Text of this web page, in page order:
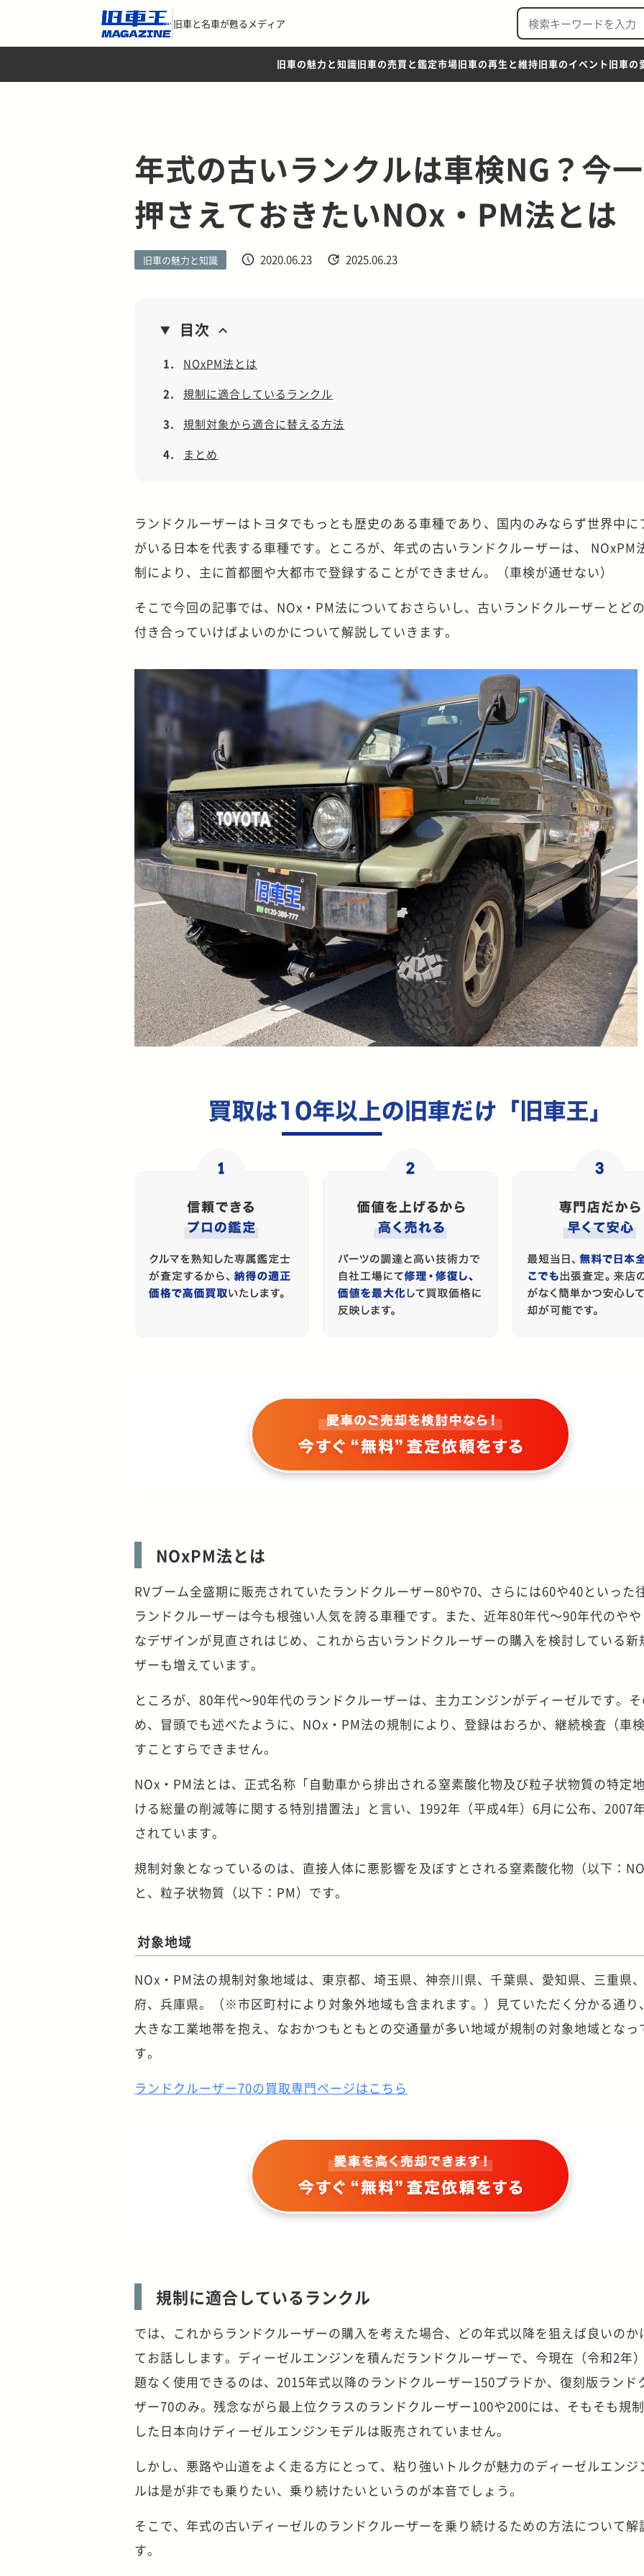
旧車と名車が甦るメディア
旧車の魅力と知識旧車の売買と鑑定市場旧車の再生と維持旧車のイベント 旧車の
年式の古いランクルは車検NG？今
押さえておきたいNOx・PM法とは
旧車の魅力と知識 2020.06.23 2025.06.23
目次
1.
NOxPM法とは
2.
規制に適合しているランクル
3.
規制対象から適合に替える方法
4.
まとめ
ランドクルーザーはトヨタでもっとも歴史のある車種であり、国内のみならず世界中に
がいる日本を代表する車種です。ところが、年式の古いランドクルーザーは、 NOxPM
制により、主に首都圏や大都市で登録することができません。（車検が通せない）
そこで今回の記事では、NOx・PM法についておさらいし、古いランドクルーザーとど
付き合っていけばよいのかについて解説していきます。
NOxPM法とは
RVブーム全盛期に販売されていたランドクルーザー80や70、さらには60や40といった
ランドクルーザーは今も根強い人気を誇る車種です。また、近年80年代～90年代のや
なデザインが見直されはじめ、これから古いランドクルーザーの購入を検討している新
ザーも増えています。
ところが、80年代～90年代のランドクルーザーは、主力エンジンがディーゼルです。
め、冒頭でも述べたように、NOx・PM法の規制により、登録はおろか、継続検査（車
すことすらできません。
NOx・PM法とは、正式名称「自動車から排出される窒素酸化物及び粒子状物質の特定
ける総量の削減等に関する特別措置法」と言い、1992年（平成4年）6月に公布、2007
されています。
規制対象となっているのは、直接人体に悪影響を及ぼすとされる窒素酸化物（以下：
と、粒子状物質（以下：PM）です。
対象地域
NOx・PM法の規制対象地域は、東京都、埼玉県、神奈川県、千葉県、愛知県、三重県
府、兵庫県。（※市区町村により対象外地域も含まれます。）見ていただく分かる通り
大きな工業地帯を抱え、なおかつもともとの交通量が多い地域が規制の対象地域となっ
す。
ランドクルーザー70の買取専門ページはこちら
規制に適合しているランクル
では、これからランドクルーザーの購入を考えた場合、どの年式以降を狙えば良いのか
てお話しします。ディーゼルエンジンを積んだランドクルーザーで、今現在（令和2年
題なく使用できるのは、2015年式以降のランドクルーザー150プラドか、復刻版ランド
ザー70のみ。残念ながら最上位クラスのランドクルーザー100や200には、そもそも規
した日本向けディーゼルエンジンモデルは販売されていません。
しかし、悪路や山道をよく走る方にとって、粘り強いトルクが魅力のディーゼルエンジ
ルは是が非でも乗りたい、乗り続けたいというのが本音でしょう。
そこで、年式の古いディーゼルのランドクルーザーを乗り続けるための方法について解
す。